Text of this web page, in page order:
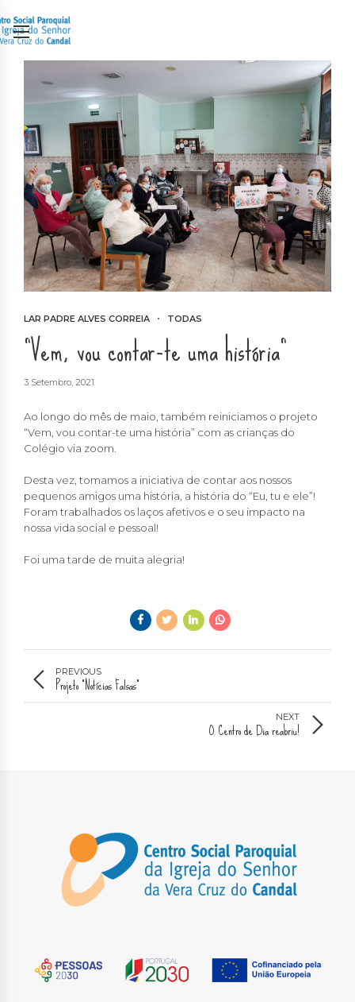
LAR PADRE ALVES CORREIA TODAS
“Vem, vou contar-te uma história”
3 Setembro, 2021
Ao longo do mês de maio, também reiniciamos o projeto
“Vem, vou contar-te uma história” com as crianças do
Colégio via zoom.
Desta vez, tomamos a iniciativa de contar aos nossos
pequenos amigos uma história, a história do “Eu, tu e ele”!
Foram trabalhados os laços afetivos e o seu impacto na
nossa vida social e pessoal!
Foi uma tarde de muita alegria!
PREVIOUS
Projeto “Notícias Falsas”
NEXT
O Centro de Dia reabriu!